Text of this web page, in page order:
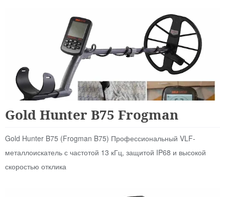
Gold Hunter B75 Frogman
Gold Hunter B75 (Frogman B75) Профессиональный VLF-
металлоискатель с частотой 13 кГц, защитой IP68 и высокой
скоростью отклика